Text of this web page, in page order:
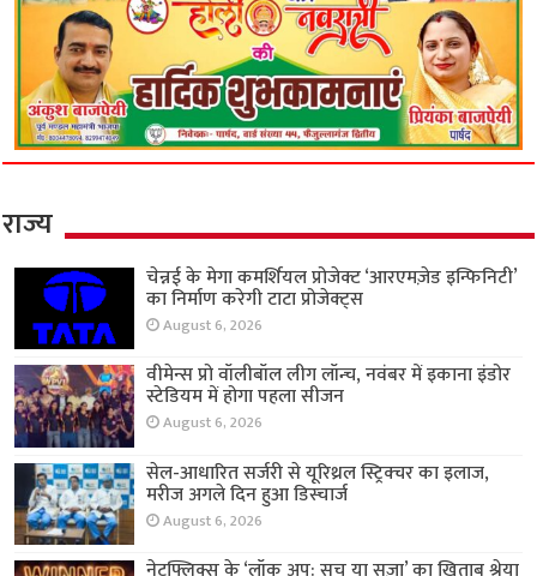
राज्य
चेन्नई के मेगा कमर्शियल प्रोजेक्ट ‘आरएमज़ेड इन्फिनिटी’
का निर्माण करेगी टाटा प्रोजेक्ट्स
August 6, 2026
वीमेन्स प्रो वॉलीबॉल लीग लॉन्च, नवंबर में इकाना इंडोर
स्टेडियम में होगा पहला सीजन
August 6, 2026
सेल-आधारित सर्जरी से यूरिथ्रल स्ट्रिक्चर का इलाज,
मरीज अगले दिन हुआ डिस्चार्ज
August 6, 2026